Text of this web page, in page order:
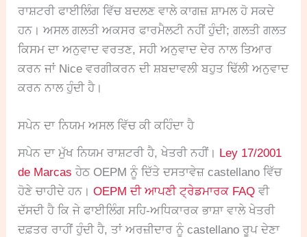
ਰਾਸ਼ਟਰੀ ਫਾਈਲਿੰਗ ਵਿੱਚ ਬਦਲਣ ਵਾਲੇ ਕਾਗਜ਼ ਸ਼ਾਮਲ ਹੋ ਸਕਦੇ
ਹਨ। ਅਸਲ ਗਲਤੀ ਅਕਸਰ ਫਾਰਮੈਲਟੀ ਨਹੀਂ ਹੁੰਦੀ; ਗਲਤੀ ਗਲਤ
ਕਿਸਮ ਦਾ ਅਨੁਵਾਦ ਵਰਤਣ, ਸਹੀ ਅਨੁਵਾਦ ਦੇਰ ਨਾਲ ਤਿਆਰ
ਕਰਨ ਜਾਂ Nice ਵਰਗੀਕਰਨ ਦੀ ਸ਼ਬਦਾਵਲੀ ਬਹੁਤ ਢਿੱਲੀ ਅਨੁਵਾਦ
ਕਰਨ ਨਾਲ ਹੁੰਦੀ ਹੈ।
ਸਪੇਨ ਦਾ ਨਿਯਮ ਅਸਲ ਵਿੱਚ ਕੀ ਕਹਿੰਦਾ ਹੈ
ਸਪੇਨ ਦਾ ਮੁੱਖ ਨਿਯਮ ਰਾਸ਼ਟਰੀ ਹੈ, ਖੇਤਰੀ ਨਹੀਂ। Ley 17/2001
de Marcas ਹੇਠ OEPM ਨੂੰ ਦਿੱਤੇ ਦਸਤਾਵੇਜ਼ castellano ਵਿੱਚ
ਹੋਣੇ ਚਾਹੀਦੇ ਹਨ।OEPM ਦੀ ਆਪਣੀ ਟ੍ਰੇਡਮਾਰਕ FAQ ਵੀ
ਦੱਸਦੀ ਹੈ ਕਿ ਜੇ ਫਾਈਲਿੰਗ ਸਹਿ-ਅਧਿਕਾਰਕ ਭਾਸ਼ਾ ਵਾਲੇ ਖੇਤਰੀ
ਦਫ਼ਤਰ ਰਾਹੀਂ ਹੁੰਦੀ ਹੈ, ਤਾਂ ਅਰਜ਼ੀਦਾਰ ਨੂੰ castellano ਰੂਪ ਦੇਣਾ